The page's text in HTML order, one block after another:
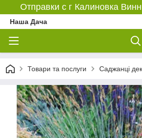
Отправки с г Калиновка
Наша Дача
Товари та послуги Саджанці